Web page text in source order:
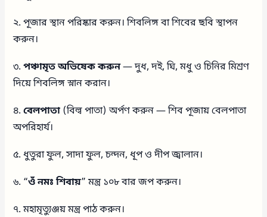
২. পূজার স্থান পরিষ্কার করুন। শিবলিঙ্গ বা শিবের ছবি স্থাপন
করুন।
৩.পঞ্চামৃত অভিষেক করুন— দুধ, দই, ঘি, মধু ও চিনির মিশ্রণ
দিয়ে শিবলিঙ্গ স্নান করান।
৪.বেলপাতা (বিল্ব পাতা) অর্পণ করুন — শিব পূজায় বেলপাতা
অপরিহার্য।
৫. ধুতুরা ফুল, সাদা ফুল, চন্দন, ধূপ ও দীপ জ্বালান।
৬. “ওঁ নমঃ শিবায়” মন্ত্র ১০৮ বার জপ করুন।
৭. মহামৃত্যুঞ্জয় মন্ত্র পাঠ করুন।